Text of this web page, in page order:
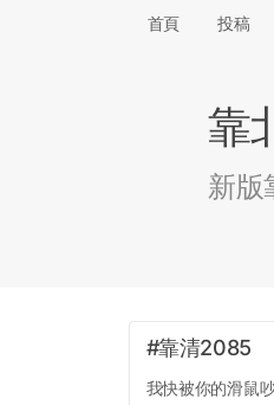
首頁 投稿
靠
新版
#靠清2085
我快被你的滑鼠